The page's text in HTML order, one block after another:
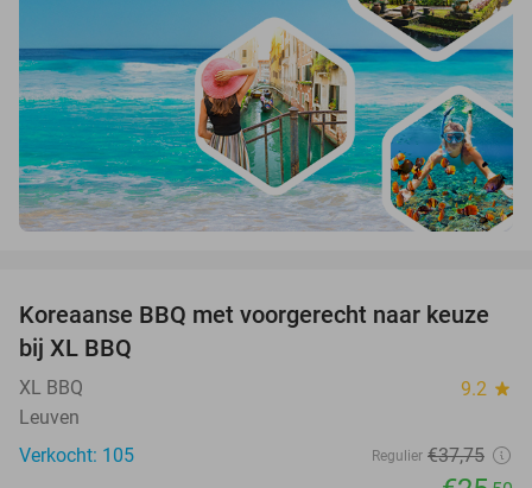
32%
Koreaanse BBQ met voorgerecht naar keuze
bij XL BBQ
XL BBQ 9.2 star
Leuven
Verkocht: 105
Regulier €37,75